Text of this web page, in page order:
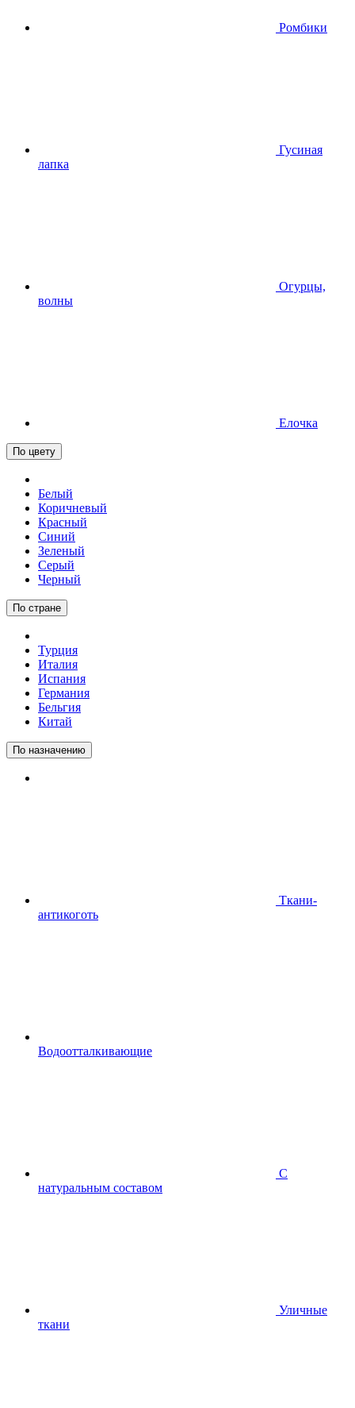
Ромбики
Гусиная
лапка
Огурцы,
волны
Елочка
По цвету
Белый
Коричневый
Красный
Синий
Зеленый
Серый
Черный
По стране
Турция
Италия
Испания
Германия
Бельгия
Китай
По назначению
Ткани-
антикоготь
Водоотталкивающие
С
натуральным составом
Уличные
ткани